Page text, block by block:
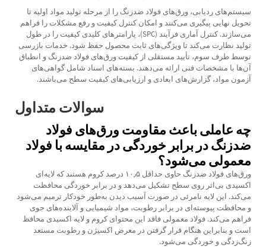
سیستم‌های ردیابی، ورق‌های فولاد ضدزنگ را از مرحله تولید مواد اولیه تا
تحویل نهایی پیگیری می‌کنند و امکان کنترل کیفیت و رفع مشکلات را فراهم
می‌سازند. کنترل آماری فرآیند (SPC)، پارامترهای کلیدی کیفیت را در طول
تولید نظارت می‌کند تا ویژگی‌های ثابت محصول حفظ شود. خدمات بازرسی
توسط طرف سوم، تأیید مستقلی از کیفیت ورق‌های فولاد ضدزنگ و انطباق
آن‌ها با مشخصات فنی ارائه می‌دهند. بسته‌های اسناد شامل گواهی‌های
آزمون مواد، گزارش‌های ابعادی و ارزیابی‌های کیفیت سطح می‌باشند.
سوالات متداول
چه عاملی باعث مقاومت ورق‌های فولاد
ضدزنگ در برابر خوردگی در مقایسه با فولاد
معمولی می‌شود؟
ورق‌های فولاد ضدزنگ حاوی حداقل ۱۰٫۵ درصد کروم هستند که لایه‌ای
اکسیدی بی‌اثر روی سطح تشکیل می‌دهد و در برابر خوردگی محافظت
می‌کند. این لایه نامرئی در صورت آسیب دیدن به‌طور خودکار ترمیم می‌شود
و محافظت پیوسته‌ای در برابر رطوبت، مواد شیمیایی و آلاینده‌های جوی
فراهم می‌کند. فولاد معمولی فاقد این محتوای کروم و لایه اکسیدی محافظ
است و بنابراین هنگام قرار گرفتن در معرض اکسیژن و رطوبت مستعد
زنگ‌زدگی و خوردگی می‌شود.